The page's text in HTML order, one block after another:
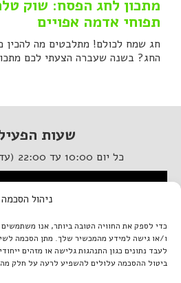
ניהול הסכמה
כדי לספק את החוויה הטובה ביותר, אנו משתמשים
ו/או גישה למידע מהמכשיר שלך. מתן הסכמה
לעבד נתונים כגון התנהגות גלישה או מזהים
ביטול ההסכמה עלולים להשפיע לרעה על חלק
מתכון לחג הפסח: שוק
תפוחי אדמה אפויים
חג שמח לכולם! מתלבטים מה להכין
החג? בשנה שעברה הצעתי לכם
שעות
כל יום 10:00 עד 22:00 (עד ללקוח האחרון)
המסעדה נגישה לנכים
איטלקיה
מתחם התחנה, תל
טל. 03-933-1922